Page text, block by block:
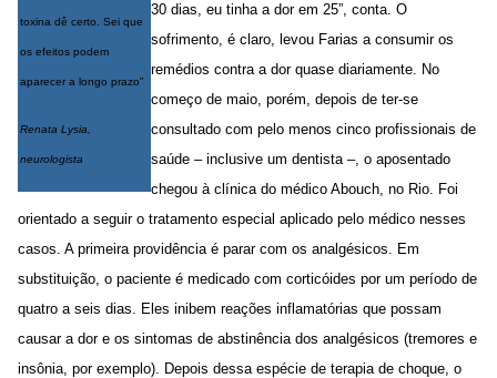
toxina dê certo. Sei que
os efeitos podem
aparecer a longo prazo”
Renata Lysia,
neurologista
30 dias, eu tinha a dor em 25”, conta. O
sofrimento, é claro, levou Farias a consumir os
remédios contra a dor quase diariamente. No
começo de maio, porém, depois de ter-se
consultado com pelo menos cinco profissionais de
saúde – inclusive um dentista –, o aposentado
chegou à clínica do médico Abouch, no Rio. Foi
orientado a seguir o tratamento especial aplicado pelo médico nesses
casos. A primeira providência é parar com os analgésicos. Em
substituição, o paciente é medicado com corticóides por um período de
quatro a seis dias. Eles inibem reações inflamatórias que possam
causar a dor e os sintomas de abstinência dos analgésicos (tremores e
insônia, por exemplo). Depois dessa espécie de terapia de choque, o